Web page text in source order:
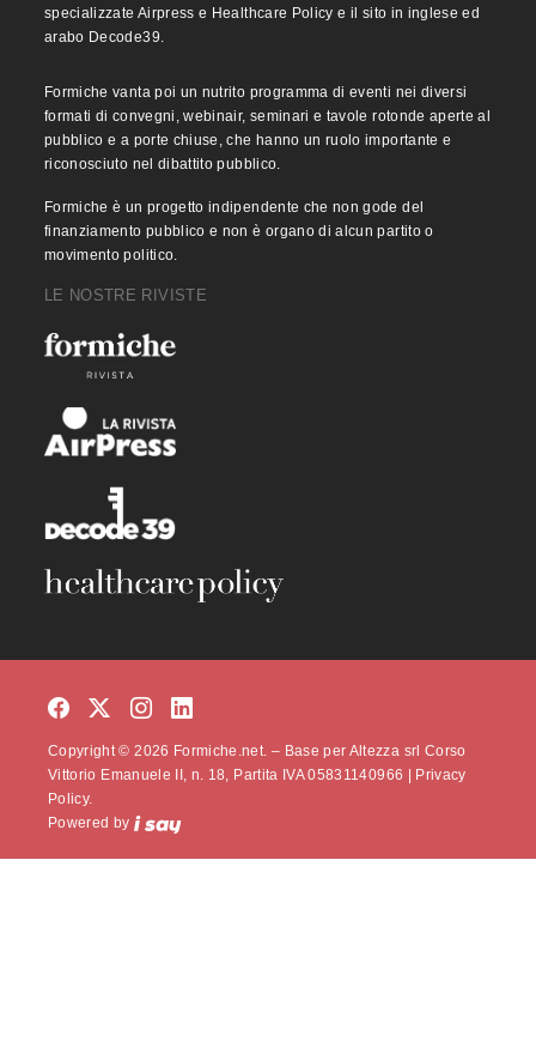
specializzate Airpress e Healthcare Policy e il sito in inglese ed
arabo Decode39.
Formiche vanta poi un nutrito programma di eventi nei diversi
formati di convegni, webinair, seminari e tavole rotonde aperte al
pubblico e a porte chiuse, che hanno un ruolo importante e
riconosciuto nel dibattito pubblico.
Formiche è un progetto indipendente che non gode del
finanziamento pubblico e non è organo di alcun partito o
movimento politico.
LE NOSTRE RIVISTE
Copyright © 2026 Formiche.net. – Base per Altezza srl Corso
Vittorio Emanuele II, n. 18, Partita IVA 05831140966 |
Privacy
Policy.
Powered by